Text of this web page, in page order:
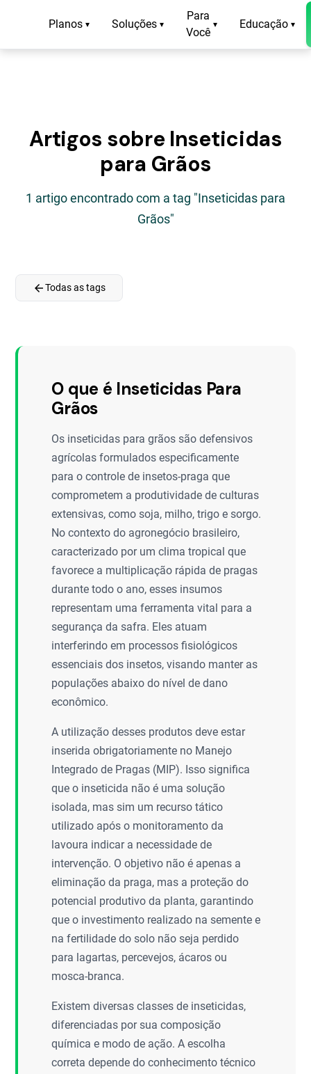
Planos ▾ Soluções ▾
Para
Você
▾ Educação ▾
Artigos sobre Inseticidas
para Grãos
1 artigo encontrado com a tag "Inseticidas para
Grãos"
arrow_backTodas as tags
O que é Inseticidas Para
Grãos
Os inseticidas para grãos são defensivos
agrícolas formulados especificamente
para o controle de insetos-praga que
comprometem a produtividade de culturas
extensivas, como soja, milho, trigo e sorgo.
No contexto do agronegócio brasileiro,
caracterizado por um clima tropical que
favorece a multiplicação rápida de pragas
durante todo o ano, esses insumos
representam uma ferramenta vital para a
segurança da safra. Eles atuam
interferindo em processos fisiológicos
essenciais dos insetos, visando manter as
populações abaixo do nível de dano
econômico.
A utilização desses produtos deve estar
inserida obrigatoriamente no Manejo
Integrado de Pragas (MIP). Isso significa
que o inseticida não é uma solução
isolada, mas sim um recurso tático
utilizado após o monitoramento da
lavoura indicar a necessidade de
intervenção. O objetivo não é apenas a
eliminação da praga, mas a proteção do
potencial produtivo da planta, garantindo
que o investimento realizado na semente e
na fertilidade do solo não seja perdido
para lagartas, percevejos, ácaros ou
mosca-branca.
Existem diversas classes de inseticidas,
diferenciadas por sua composição
química e modo de ação. A escolha
correta depende do conhecimento técnico